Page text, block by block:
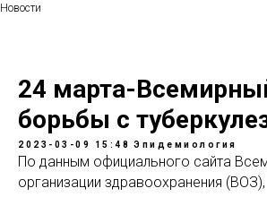
Новости
24 марта-
борьбы с
2023-03-09 15:48 Эпидемиология
По данным официального сайта
организации здравоохранения (ВОЗ),